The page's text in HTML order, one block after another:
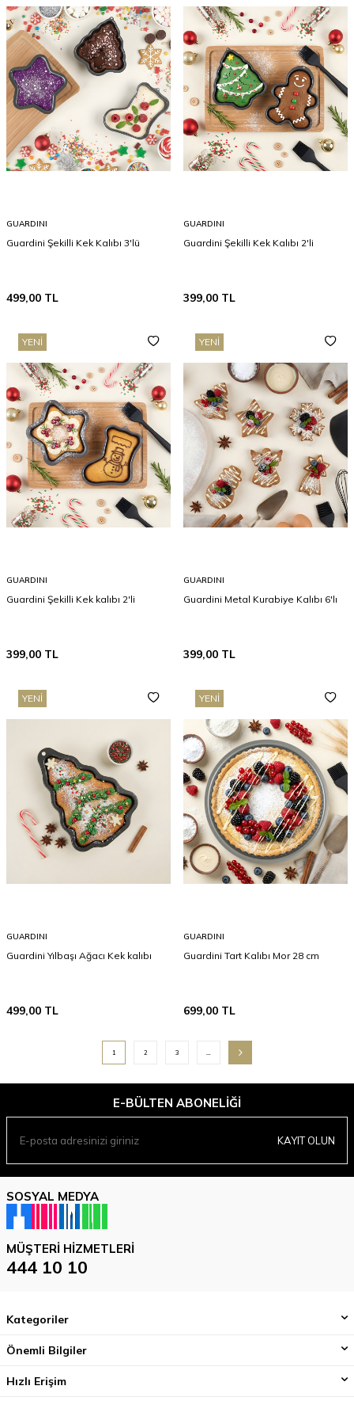
GUARDINI
Guardini Şekilli Kek Kalıbı 3'lü
499,00 TL
GUARDINI
Guardini Şekilli Kek Kalıbı 2'li
399,00 TL
YENI
GUARDINI
Guardini Şekilli Kek kalıbı 2'li
399,00 TL
YENI
GUARDINI
Guardini Metal Kurabiye Kalıbı 6'lı
399,00 TL
YENI
GUARDINI
Guardini Yılbaşı Ağacı Kek kalıbı
499,00 TL
YENI
GUARDINI
Guardini Tart Kalıbı Mor 28 cm
699,00 TL
1 2 3 …
E-BÜLTEN ABONELIĞI
KAYIT OLUN
SOSYAL MEDYA
MÜŞTERI HIZMETLERI
444 10 10
Kategoriler
Önemli Bilgiler
Hızlı Erişim